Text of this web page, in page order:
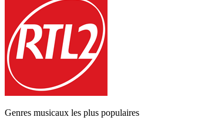
Genres musicaux les plus populaires